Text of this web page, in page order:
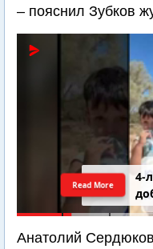
– пояснил Зубков
4-
Read More
Анатолий